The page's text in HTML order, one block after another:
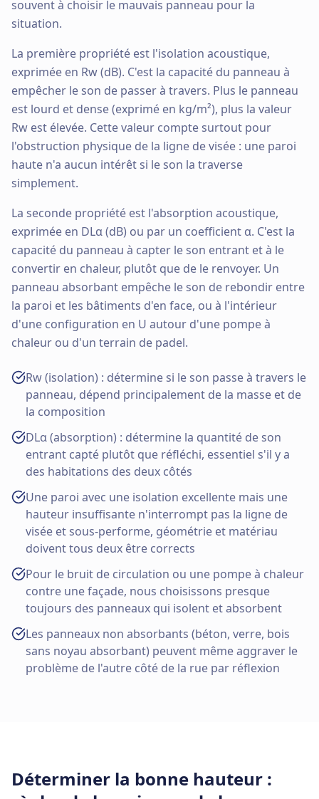
souvent à choisir le mauvais panneau pour la
situation.
La première propriété est l'isolation acoustique,
exprimée en Rw (dB). C'est la capacité du panneau à
empêcher le son de passer à travers. Plus le panneau
est lourd et dense (exprimé en kg/m²), plus la valeur
Rw est élevée. Cette valeur compte surtout pour
l'obstruction physique de la ligne de visée : une paroi
haute n'a aucun intérêt si le son la traverse
simplement.
La seconde propriété est l'absorption acoustique,
exprimée en DLα (dB) ou par un coefficient α. C'est la
capacité du panneau à capter le son entrant et à le
convertir en chaleur, plutôt que de le renvoyer. Un
panneau absorbant empêche le son de rebondir entre
la paroi et les bâtiments d'en face, ou à l'intérieur
d'une configuration en U autour d'une pompe à
chaleur ou d'un terrain de padel.
Rw (isolation) : détermine si le son passe à travers le
panneau, dépend principalement de la masse et de
la composition
DLα (absorption) : détermine la quantité de son
entrant capté plutôt que réfléchi, essentiel s'il y a
des habitations des deux côtés
Une paroi avec une isolation excellente mais une
hauteur insuffisante n'interrompt pas la ligne de
visée et sous-performe, géométrie et matériau
doivent tous deux être corrects
Pour le bruit de circulation ou une pompe à chaleur
contre une façade, nous choisissons presque
toujours des panneaux qui isolent et absorbent
Les panneaux non absorbants (béton, verre, bois
sans noyau absorbant) peuvent même aggraver le
problème de l'autre côté de la rue par réflexion
Déterminer la bonne hauteur :